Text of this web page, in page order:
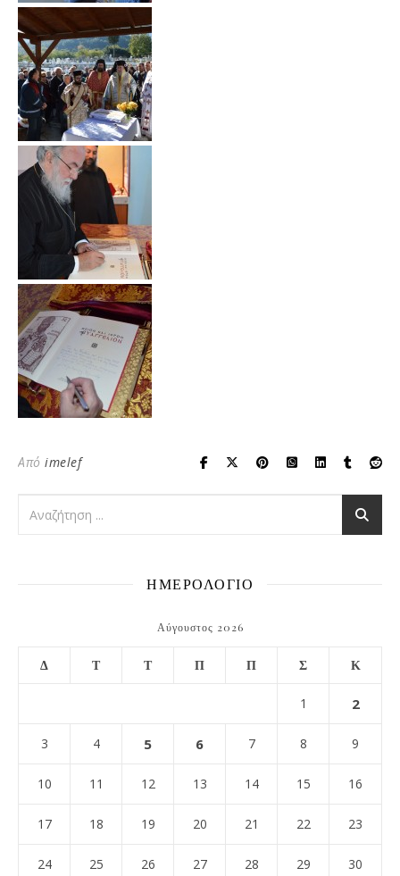
Από imelef
ΗΜΕΡΟΛΟΓΙΟ
Αύγουστος 2026
Δ Τ Τ Π Π Σ Κ
1 2
3 4 5 6 7 8 9
10 11 12 13 14 15 16
17 18 19 20 21 22 23
24 25 26 27 28 29 30